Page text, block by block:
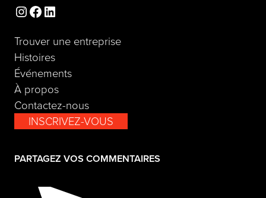
Instagram Facebook LinkedIn
Trouver une entreprise
Histoires
Événements
À propos
Contactez-nous
INSCRIVEZ-VOUS
PARTAGEZ VOS COMMENTAIRES